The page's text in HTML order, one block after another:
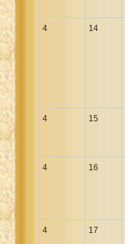
4 14
4 15
4 16
4 17